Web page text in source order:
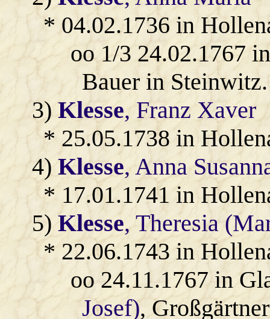
* 04.02.1736 in
oo 1/3 24.02.1767
Bauer in Steinwitz.
3)Klesse, Franz Xaver
* 25.05.1738 in
4)Klesse, Anna
* 17.01.1741 in
5)Klesse, Theresia
* 22.06.1743 in
oo 24.11.1767 in
Josef),